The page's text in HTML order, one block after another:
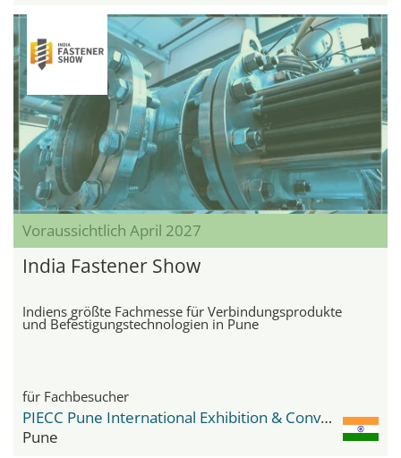
Voraussichtlich April 2027
India Fastener Show
Indiens größte Fachmesse für Verbindungsprodukte
und Befestigungstechnologien in Pune
für Fachbesucher
PIECC Pune International Exhibition & Convention Centre
Pune